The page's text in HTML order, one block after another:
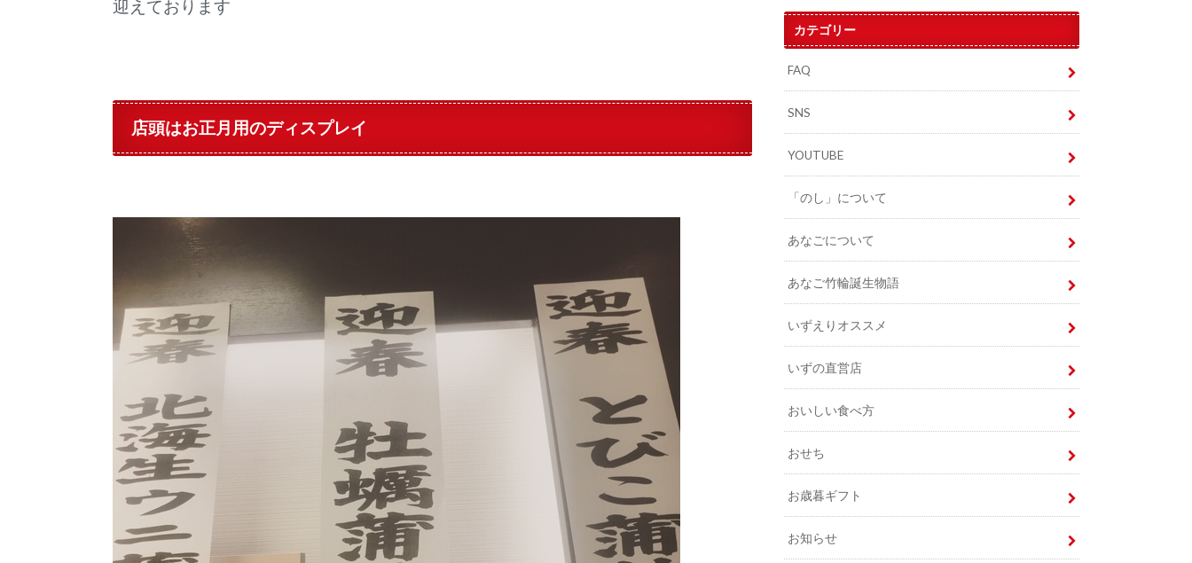
迎えております
店頭はお正月用のディスプレイ
カテゴリー
FAQ
SNS
YOUTUBE
「のし」について
あなごについて
あなご竹輪誕生物語
いずえりオススメ
いずの直営店
おいしい食べ方
おせち
お歳暮ギフト
お知らせ